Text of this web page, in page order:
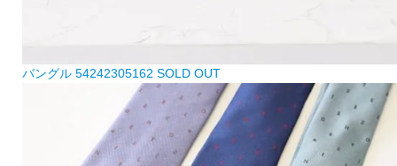
バングル 54242305162 SOLD OUT